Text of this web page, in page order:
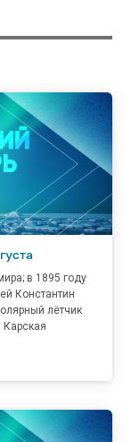
в 1895 году
Константин
лётчик
Карская